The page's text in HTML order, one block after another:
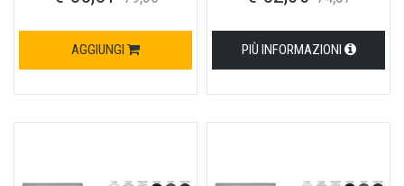
AGGIUNGI PIÙ INFORMAZIONI